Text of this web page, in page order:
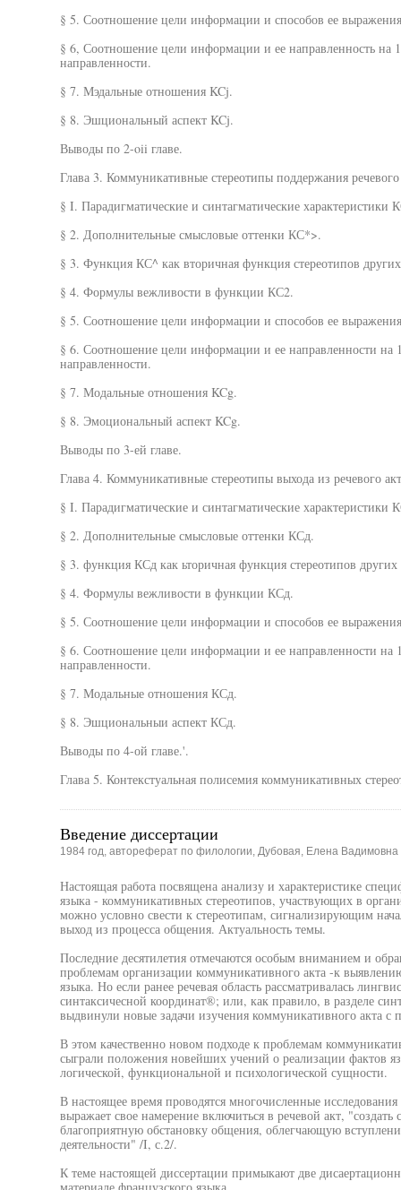
§ 5. Соотношение цели информации и способов ее
§ 6, Соотношение цели информации и ее направленность на
направленности.
§ 7. Мэдальные отношения KCj.
§ 8. Эшциональный аспект KCj.
Выводы по 2-oii главе.
Глава 3. Коммуникативные стереотипы поддержания
§ I. Парадигматические и синтагматические характеристики
§ 2. Дополнительные смысловые оттенки КС*>.
§ 3. Функция КС^ как вторичная функция стереотипов
§ 4. Формулы вежливости в функции КС2.
§ 5. Соотношение цели информации и способов ее
§ 6. Соотношение цели информации и ее направленности на
направленности.
§ 7. Модальные отношения KCg.
§ 8. Эмоциональный аспект KCg.
Выводы по 3-ей главе.
Глава 4. Коммуникативные стереотипы выхода из речевого
§ I. Парадигматические и синтагматические характеристики
§ 2. Дополнительные смысловые оттенки КСд.
§ 3. функция КСд как ьторичная функция стереотипов других
§ 4. Формулы вежливости в функции КСд.
§ 5. Соотношение цели информации и способов ее
§ 6. Соотношение цели информации и ее направленности на
направленности.
§ 7. Модальные отношения КСд.
§ 8. Эшциональныи аспект КСд.
Выводы по 4-ой главе.'.
Глава 5. Контекстуальная полисемия коммуникативных
Введение диссертации
1984 год, автореферат по филологии, Дубовая, Елена Вадимовна
Настоящая работа посвящена анализу и характеристике
языка - коммуникативных стереотипов, участвующих в
можно условно свести к стереотипам, сигнализирующим
выход из процесса общения. Актуальность темы.
Последние десятилетия отмечаются особым вниманием и
проблемам организации коммуникативного акта -к
языка. Но если ранее речевая область рассматривалась
синтаксичесной координат®; или, как правило, в разделе
выдвинули новые задачи изучения коммуникативного акта с
В этом качественно новом подходе к проблемам
сыграли положения новейших учений о реализации фактов
логической, функциональной и психологической сущности.
В настоящее время проводятся многочисленные
выражает свое намерение включиться в речевой акт,
благоприятную обстановку общения, облегчающую
деятельности" /I, с.2/.
К теме настоящей диссертации примыкают две